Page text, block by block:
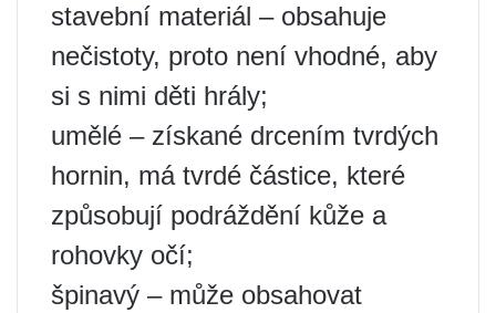
stavební materiál – obsahuje
nečistoty, proto není vhodné, aby
si s nimi děti hrály;
umělé – získané drcením tvrdých
hornin, má tvrdé částice, které
způsobují podráždění kůže a
rohovky očí;
špinavý – může obsahovat